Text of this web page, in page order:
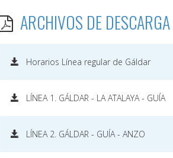
ARCHIVOS DE DESCARGA
Horarios Línea regular de Gáldar
LÍNEA 1. GÁLDAR - LA ATALAYA - GUÍA
LÍNEA 2. GÁLDAR - GUÍA - ANZO